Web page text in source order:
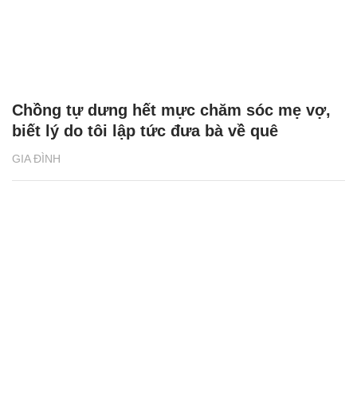
GIA ĐÌNH
Chồng tự dưng hết mực chăm sóc mẹ vợ,
biết lý do tôi lập tức đưa bà về quê